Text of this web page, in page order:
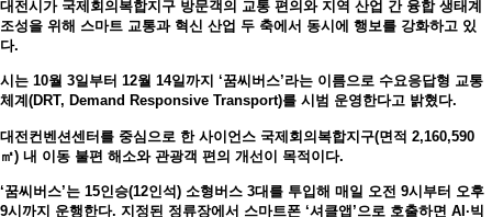
대전시가 국제회의복합지구 방문객의 교통 편의와 지역 산업 간 융합 생태계
조성을 위해 스마트 교통과 혁신 산업 두 축에서 동시에 행보를 강화하고 있
다.
시는 10월 3일부터 12월 14일까지 ‘꿈씨버스’라는 이름으로 수요응답형 교통
체계(DRT, Demand Responsive Transport)를 시범 운영한다고 밝혔다.
대전컨벤션센터를 중심으로 한 사이언스 국제회의복합지구(면적 2,160,590
㎡) 내 이동 불편 해소와 관광객 편의 개선이 목적이다.
‘꿈씨버스’는 15인승(12인석) 소형버스 3대를 투입해 매일 오전 9시부터 오후
9시까지 운행한다. 지정된 정류장에서 스마트폰 ‘셔클앱’으로 호출하면 AI·빅